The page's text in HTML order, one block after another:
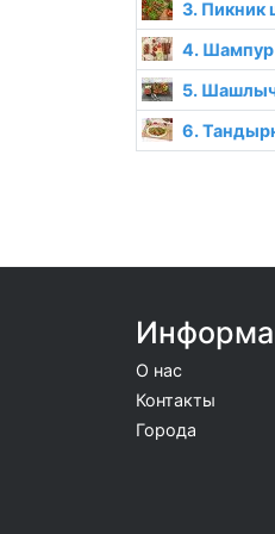
3. Пикник
4. Шампур
5.
6.
О нас
Контакты
Города